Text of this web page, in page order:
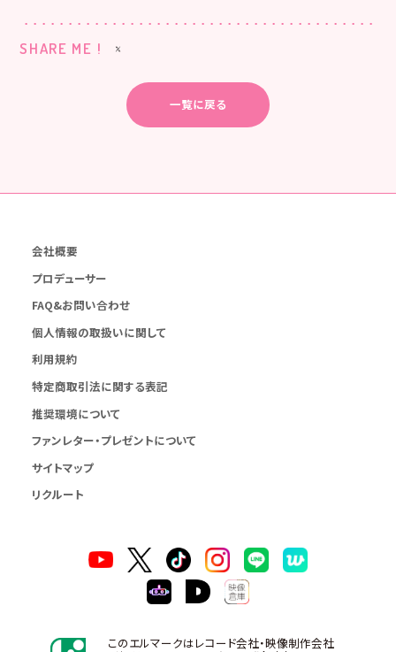
SHARE ME !
一覧に戻る
会社概要
プロデューサー
FAQ&お問い合わせ
個人情報の取扱いに関して
利用規約
特定商取引法に関する表記
推奨環境について
ファンレター・プレゼントについて
サイトマップ
リクルート
このエルマークはレコード会社・映像制作会社